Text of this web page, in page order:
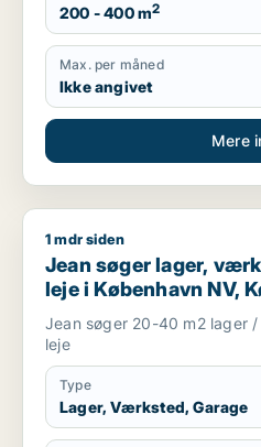
200 - 400 m2
Max. per måned
Ikke angivet
Mere
Jean søger lager, værksted
1 mdr siden
Jean søger lager,
leje i København NV,
Valby m.fl.
Jean søger 20-40 m2 lager
leje
Type
Lager, Værksted, Garage